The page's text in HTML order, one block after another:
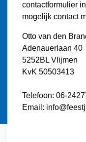
contactformulier
mogelijk contact
Otto van den
Adenauerlaan 40
5252BL Vlijmen
KvK 50503413
Telefoon: 06-
Email: